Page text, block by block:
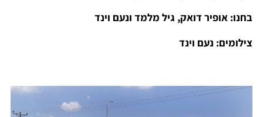
בחנו: אופיר דואק, גיל מלמד ונעם וינד
צילומים: נעם וינד